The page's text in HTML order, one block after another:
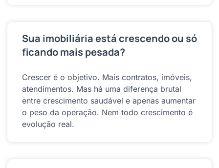
Sua imobiliária está crescendo ou só
ficando mais pesada?
Crescer é o objetivo. Mais contratos, imóveis,
atendimentos. Mas há uma diferença brutal
entre crescimento saudável e apenas aumentar
o peso da operação. Nem todo crescimento é
evolução real.